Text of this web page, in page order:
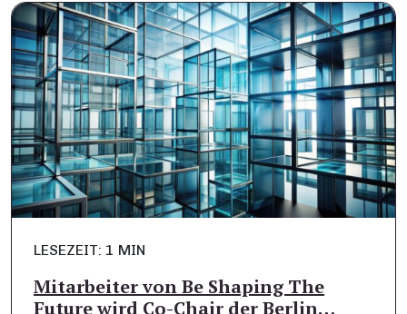
LESEZEIT: 1 MIN
Mitarbeiter von Be Shaping The
Future wird Co-Chair der Berlin…